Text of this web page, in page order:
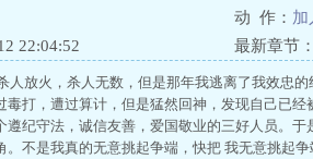
动 作： 加
22:04:52
最新章节：
人放火，杀人无数，但是那年我逃离了我效忠
毒打，遭过算计，但是猛然回神，发现自己已
遵纪守法，诚信友善，爱国敬业的三好人员。
。不是我真的无意挑起争端，快把 我无意挑起争